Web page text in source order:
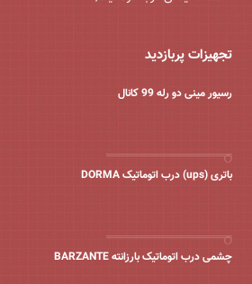
تجهیزات پربازدید
رسیور مینی دو رله 99 کانال
باتری (ups) درب اتوماتیک DORMA
چشمی درب اتوماتیک بارزانته BARZANTE